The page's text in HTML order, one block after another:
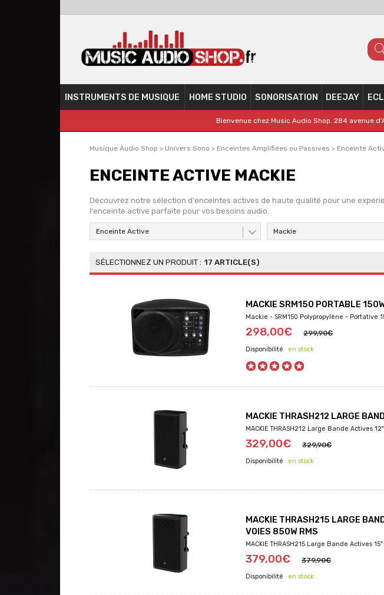
INSTRUMENTS DE MUSIQUE HOME STUDIO SONORISATION DEEJAY
Bienvenue chez Music Audio Shop. 284 avenue
Musique Audio Shop > Univers Sono > Enceintes Amplifiées ou Passives > Enceinte
ENCEINTE ACTIVE MACKIE
Découvrez notre sélection d'enceintes actives de haute qualité pour une
l'enceinte active parfaite pour vos besoins audio.
Enceinte Active Mackie
17 ARTICLE(S)
MACKIE SRM150 PORTABLE
Mackie - SRM150 Polypropylène - Portative
298,00€ 299,90€
en stock
MACKIE THRASH212 LARGE
MACKIE THRASH212 Large Bande Actives
329,00€ 329,90€
en stock
MACKIE THRASH215 LARGE
VOIES 850W RMS
MACKIE THRASH215 Large Bande Actives
379,00€ 379,90€
en stock